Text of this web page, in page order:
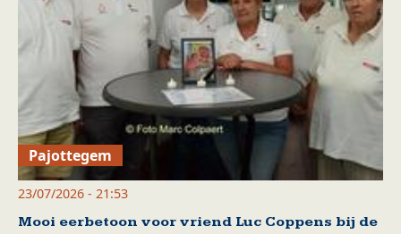
Pajottegem
23/07/2026 - 21:53
Mooi eerbetoon voor vriend Luc Coppens bij de